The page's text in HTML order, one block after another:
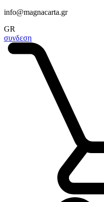
info@magnacarta.gr
GR
συνδεση